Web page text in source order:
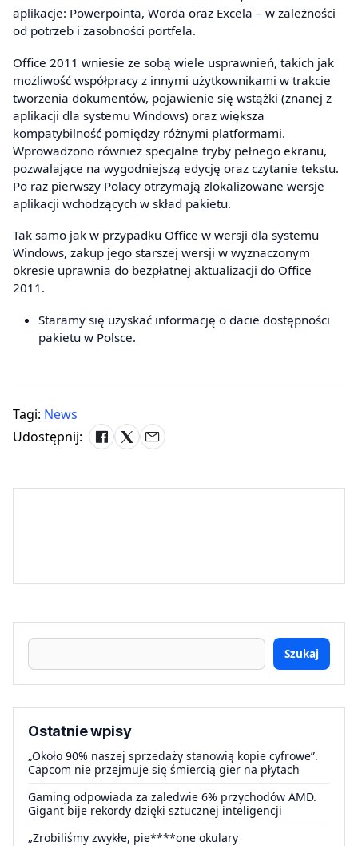
aplikacje: Powerpointa, Worda oraz Excela – w zależności
od potrzeb i zasobności portfela.
Office 2011 wniesie ze sobą wiele usprawnień, takich jak
możliwość współpracy z innymi użytkownikami w trakcie
tworzenia dokumentów, pojawienie się wstążki (znanej z
aplikacji dla systemu Windows) oraz większa
kompatybilność pomiędzy różnymi platformami.
Wprowadzono również specjalne tryby pełnego ekranu,
pozwalające na wygodniejszą edycję oraz czytanie tekstu.
Po raz pierwszy Polacy otrzymają zlokalizowane wersje
aplikacji wchodzących w skład pakietu.
Tak samo jak w przypadku Office w wersji dla systemu
Windows, zakup jego starszej wersji w wyznaczonym
okresie uprawnia do bezpłatnej aktualizacji do Office
2011.
Staramy się uzyskać informację o dacie dostępności
pakietu w Polsce.
Tagi: News
Udostępnij:
Szukaj
Ostatnie wpisy
„Około 90% naszej sprzedaży stanowią kopie cyfrowe”.
Capcom nie przejmuje się śmiercią gier na płytach
Gaming odpowiada za zaledwie 6% przychodów AMD.
Gigant bije rekordy dzięki sztucznej inteligencji
„Zrobiliśmy zwykłe, pie****one okulary